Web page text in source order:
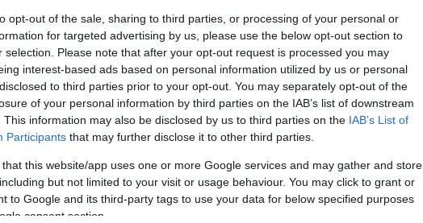
opt-out of the sale, sharing to third parties, or processing of your personal or
for targeted advertising by us, please use the below opt-out section to
selection. Please note that after your opt-out request is processed you may
interest-based ads based on personal information utilized by us or personal
to third parties prior to your opt-out. You may separately opt-out of the
of your personal information by third parties on the IAB’s list of downstream
This information may also be disclosed by us to third parties on the IAB’s List of
Participants that may further disclose it to other third parties.
that this website/app uses one or more Google services and may gather and store
but not limited to your visit or usage behaviour. You may click to grant or
to Google and its third-party tags to use your data for below specified purposes
consent section.